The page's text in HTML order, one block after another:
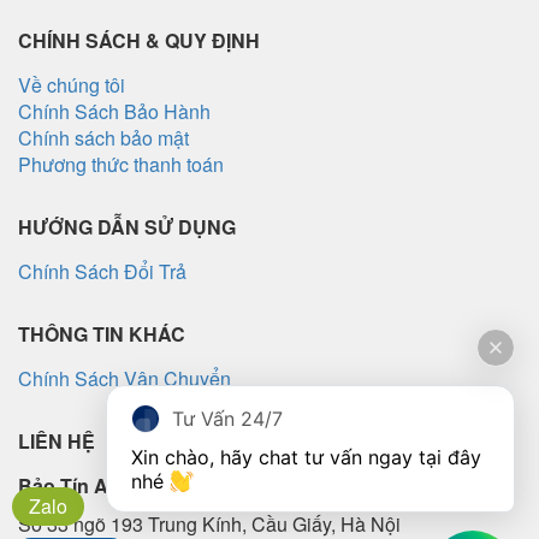
CHÍNH SÁCH & QUY ĐỊNH
Về chúng tôi
Chính Sách Bảo Hành
Chính sách bảo mật
Phương thức thanh toán
HƯỚNG DẪN SỬ DỤNG
Chính Sách Đổi Trả
THÔNG TIN KHÁC
Chính Sách Vận Chuyển
LIÊN HỆ
Bảo Tín Audio
Số 33 ngõ 193 Trung Kính, Cầu Giấy, Hà Nội
Zalo
Tư Vấn 24/7
Xin chào, hãy chat tư vấn ngay tại đây
nhé